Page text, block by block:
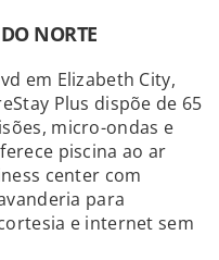
NORTE
em Elizabeth City,
Plus dispõe de 65
micro-ondas e
piscina ao ar
center com
para
e internet sem